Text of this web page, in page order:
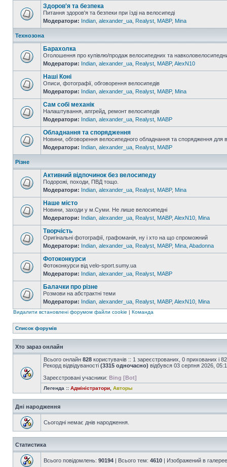
Здоров'я та безпека
Питання здоров'я та безпеки при їзді на велосипеді
Модератори: Indian alexander_ua Realyst MABP, Mina
Технозона
Барахолка
Оголошення про купівлю/продаж велосипедних та
Модератори: Indian alexander_ua Realyst MABP, AlexN10
Наші Коні
Описи, фотографії, обговорення велосипедів
Модератори: Indian alexander_ua Realyst MABP, Mina
Сам собі механік
Налаштування, апгрейд, ремонт велосипедів
Модератори: Indian alexander_ua Realyst MABP
Обладнання та спорядження
Новини, обговорення велосипедного обладнання та спорядження для
Модератори: Indian alexander_ua Realyst MABP
Різне
Активний відпочинок без велосипеду
Подорожі, походи, ПВД тощо.
Модератори: Indian alexander_ua Realyst MABP, Mina
Наше місто
Новини, заходи у м.Суми. Не лише велосипедні
Модератори: Indian alexander_ua Realyst MABP, AlexN10 Mina
Творчість
Оригінальні фотографії, графоманія, ну і хто на що спроможний
Модератори: Indian alexander_ua Realyst MABP, Mina Abadonna
Фотоконкурси
Фотоконкурси від velo-sport.sumy.ua
Модератори: Indian alexander_ua Realyst MABP
Балачки про різне
Розмови на абстрактні теми
Модератори: Indian alexander_ua Realyst MABP, AlexN10 Mina
Видалити встановлені форумом файли cookie | Команда
Список форумів
Хто зараз онлайн
Всього онлайн 828 користувачів :: 1 зареєстрованих, 0 прихованих і
Рекорд відвідуваності (3315 одночасно) відбувся 03 серпня 2026,
Зареєстровані учасники: Bing [Bot]
Легенда :: Адміністратори Авторы
Дні народження
Сьогодні немає днів народження.
Статистика
Всього повідомлень: 90194 | Всього тем: 4610 | Изображений в